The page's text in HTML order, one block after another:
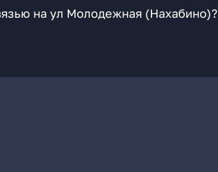
на ул Молодежная (Нахабино)?